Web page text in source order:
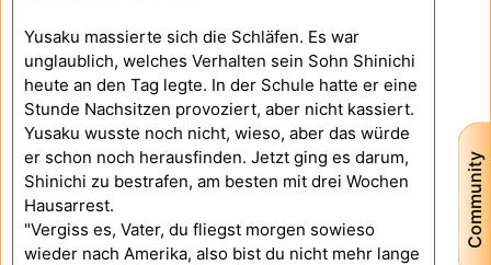
Community
Yusaku massierte sich die Schläfen. Es war
unglaublich, welches Verhalten sein Sohn Shinichi
heute an den Tag legte. In der Schule hatte er eine
Stunde Nachsitzen provoziert, aber nicht kassiert.
Yusaku wusste noch nicht, wieso, aber das würde
er schon noch herausfinden. Jetzt ging es darum,
Shinichi zu bestrafen, am besten mit drei Wochen
Hausarrest.
"Vergiss es, Vater, du fliegst morgen sowieso
wieder nach Amerika, also bist du nicht mehr lange